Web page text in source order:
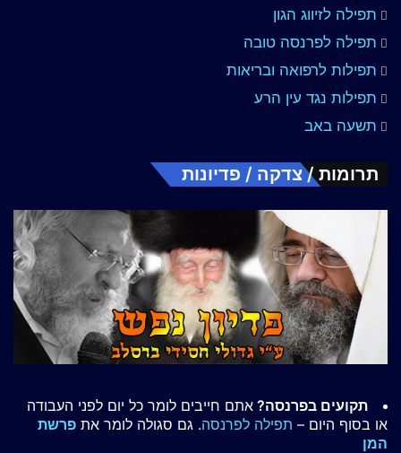
תפילה לזיווג הגון
תפילה לפרנסה טובה
תפילות לרפואה ובריאות
תפילות נגד עין הרע
תשעה באב
תרומות / צדקה / פדיונות
תקועים בפרנסה? אתם חייבים לומר כל יום לפני העבודה
או בסוף היום – תפילה לפרנסה. גם סגולה לומר את פרשת
המן